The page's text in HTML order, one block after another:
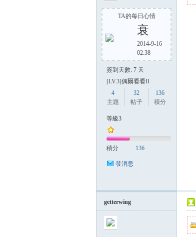
TA的每日心情
衰
2014-9-16
02:38
簽到天數: 7 天
[LV.3]偶爾看看II
4
主題
32
帖子
136
積分
等級3
積分 136
發消息
getterwing